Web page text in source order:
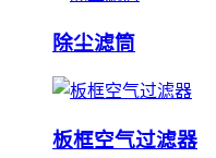
除尘滤筒
板框空气过滤器